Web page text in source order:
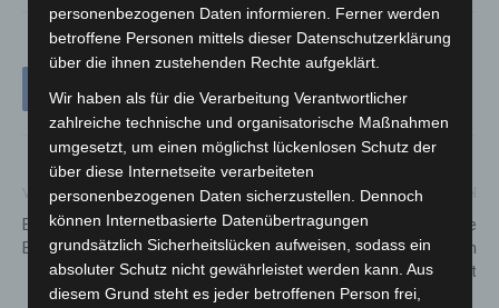
Vorheriger Artikel
B 6: Vollsperrung in Garbsen-
Berenbostel
Nächster Artikel
Fahrbahn der Bahnhofstraße
erhält ab Montag neuen
Asphalt
personenbezogenen Daten informieren. Ferner werden
betroffene Personen mittels dieser Datenschutzerklärung
über die ihnen zustehenden Rechte aufgeklärt.
Wir haben als für die Verarbeitung Verantwortlicher
zahlreiche technische und organisatorische Maßnahmen
umgesetzt, um einen möglichst lückenlosen Schutz der
über diese Internetseite verarbeiteten
personenbezogenen Daten sicherzustellen. Dennoch
können Internetbasierte Datenübertragungen
grundsätzlich Sicherheitslücken aufweisen, sodass ein
absoluter Schutz nicht gewährleistet werden kann. Aus
diesem Grund steht es jeder betroffenen Person frei,